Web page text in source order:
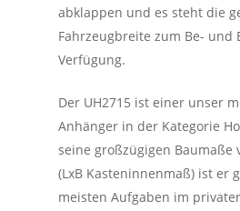
abklappen und es steht die
Fahrzeugbreite zum Be- und
Verfügung.
Der UH2715 ist einer unser
Anhänger in der Kategorie
seine großzügigen Baumaße
(LxB Kasteninnenmaß) ist er
meisten Aufgaben im